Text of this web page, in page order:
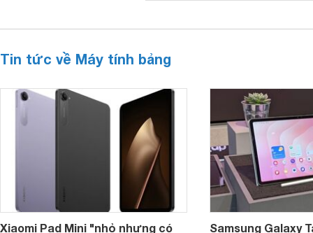
Tin tức về Máy tính bảng
Xiaomi Pad Mini "nhỏ nhưng có
Samsung Galaxy